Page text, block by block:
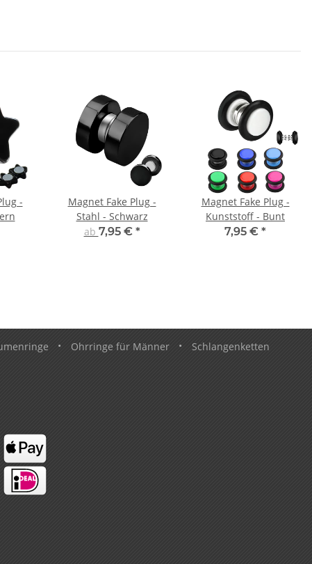
-
Magnet Fake Plug -
Stahl - Schwarz
ab 7,95 € *
Magnet Fake Plug -
Kunststoff - Bunt
7,95 € *
• Ohrringe für Männer • Schlangenketten